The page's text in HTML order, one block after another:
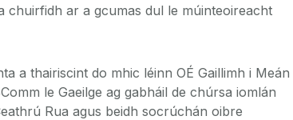
chuirfidh ar a gcumas dul le múinteoireacht
a thairiscint do mhic léinn OÉ Gaillimh i Meán
le Gaeilge ag gabháil de chúrsa iomlán
Rua agus beidh socrúchán oibre